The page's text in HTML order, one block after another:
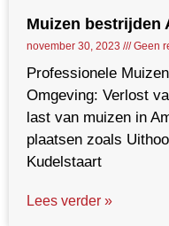
Muizen bestrijden
november 30, 2023 Geen
Professionele
Omgeving: Verlost
last van muizen in
plaatsen zoals
Kudelstaart
Lees verder »